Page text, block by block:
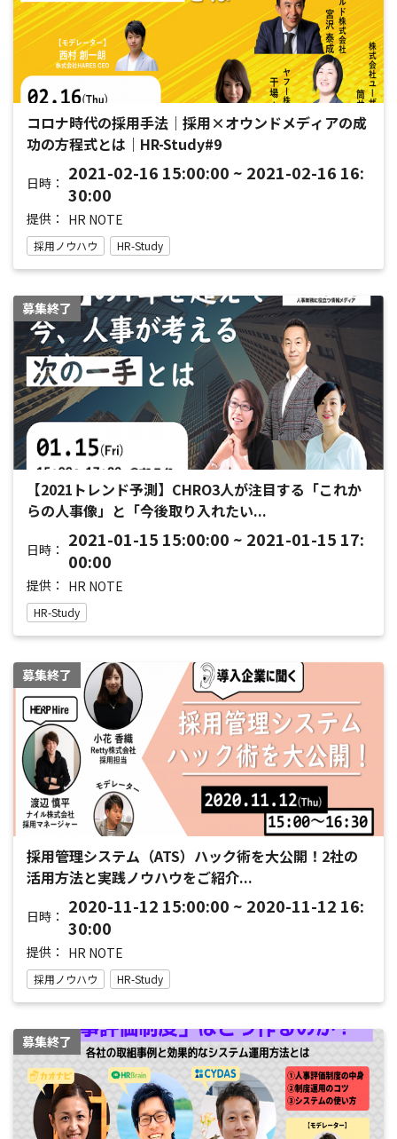
コロナ時代の採用手法｜採用×オウンドメディアの成
功の方程式とは｜HR-Study#9
日時： 2021-02-16 15:00:00 ~ 2021-02-16 16:
30:00
提供： HR NOTE
採用ノウハウ HR-Study
募集終了
【2021トレンド予測】CHRO3人が注目する「これか
らの人事像」と「今後取り入れたい...
日時： 2021-01-15 15:00:00 ~ 2021-01-15 17:
00:00
提供： HR NOTE
HR-Study
募集終了
採用管理システム（ATS）ハック術を大公開！2社の
活用方法と実践ノウハウをご紹介...
日時： 2020-11-12 15:00:00 ~ 2020-11-12 16:
30:00
提供： HR NOTE
採用ノウハウ HR-Study
募集終了